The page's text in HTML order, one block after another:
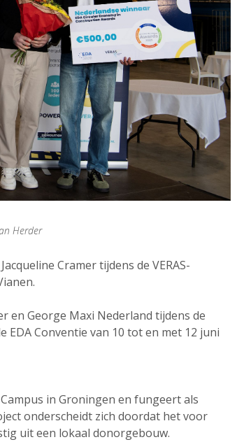
Herder
Cramer tijdens de VERAS-
en George Maxi Nederland tijdens de
EDA Conventie van 10 tot en met 12 juni
in Groningen en fungeert als
onderscheidt zich doordat het voor
uit een lokaal donorgebouw.